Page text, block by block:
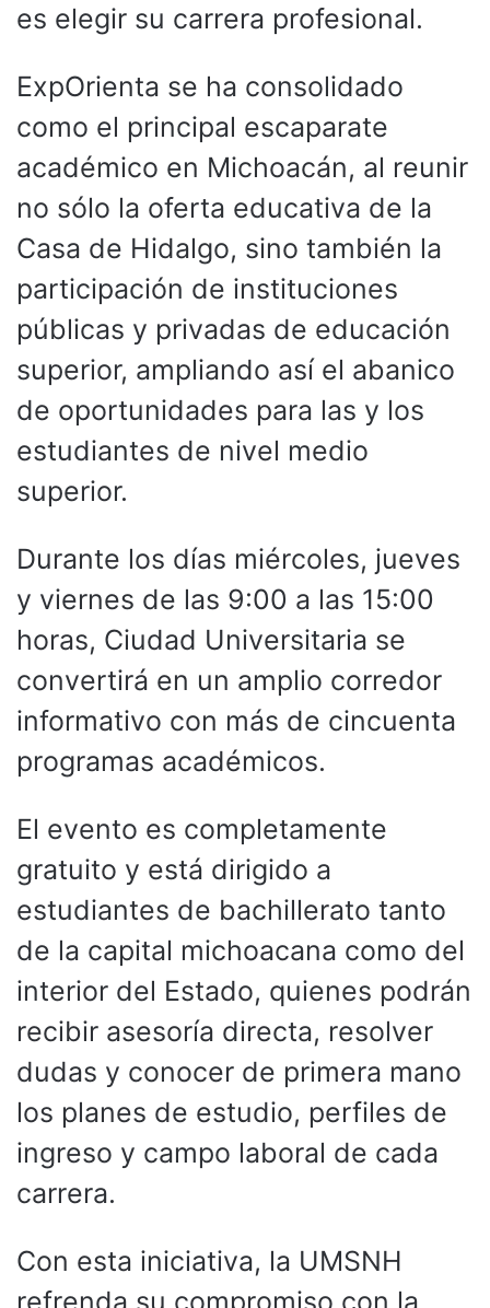
es elegir su carrera profesional.
ExpOrienta se ha consolidado
como el principal escaparate
académico en Michoacán, al reunir
no sólo la oferta educativa de la
Casa de Hidalgo, sino también la
participación de instituciones
públicas y privadas de educación
superior, ampliando así el abanico
de oportunidades para las y los
estudiantes de nivel medio
superior.
Durante los días miércoles, jueves
y viernes de las 9:00 a las 15:00
horas, Ciudad Universitaria se
convertirá en un amplio corredor
informativo con más de cincuenta
programas académicos.
El evento es completamente
gratuito y está dirigido a
estudiantes de bachillerato tanto
de la capital michoacana como del
interior del Estado, quienes podrán
recibir asesoría directa, resolver
dudas y conocer de primera mano
los planes de estudio, perfiles de
ingreso y campo laboral de cada
carrera.
Con esta iniciativa, la UMSNH
refrenda su compromiso con la